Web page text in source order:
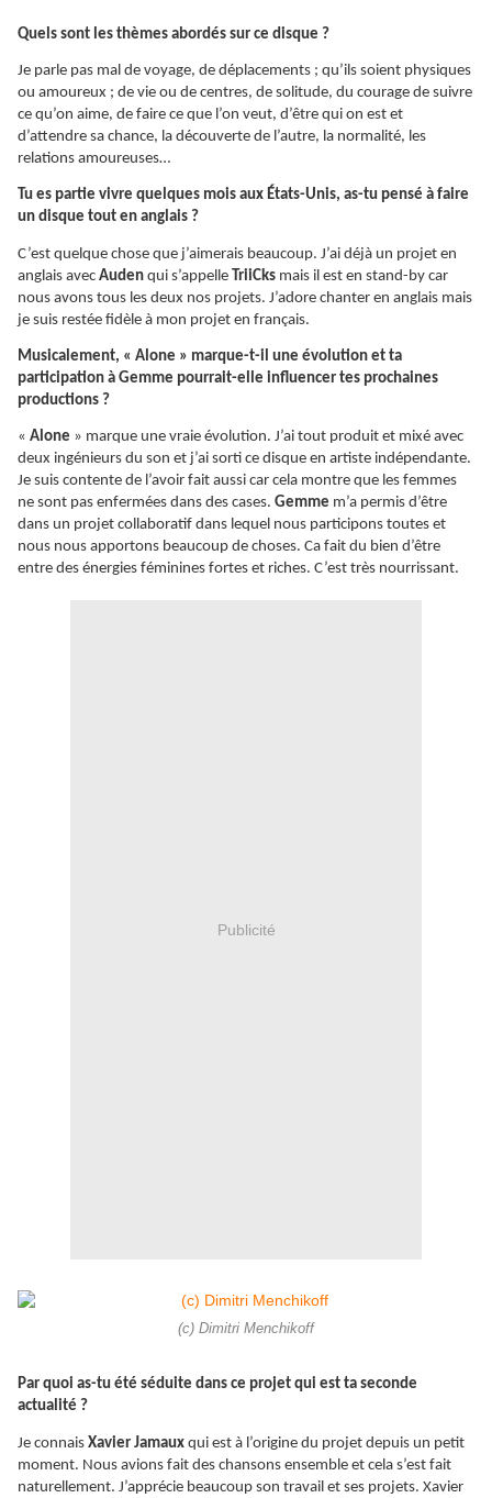
Quels sont les thèmes abordés sur ce disque ?
Je parle pas mal de voyage, de déplacements ; qu’ils soient physiques
ou amoureux ; de vie ou de centres, de solitude, du courage de suivre
ce qu’on aime, de faire ce que l’on veut, d’être qui on est et
d’attendre sa chance, la découverte de l’autre, la normalité, les
relations amoureuses…
Tu es partie vivre quelques mois aux États-Unis, as-tu pensé à faire
un disque tout en anglais ?
C’est quelque chose que j’aimerais beaucoup. J’ai déjà un projet en
anglais avec Auden qui s’appelle TriiCks mais il est en stand-by car
nous avons tous les deux nos projets. J’adore chanter en anglais mais
je suis restée fidèle à mon projet en français.
Musicalement, « Alone » marque-t-il une évolution et ta
participation à Gemme pourrait-elle influencer tes prochaines
productions ?
« Alone » marque une vraie évolution. J’ai tout produit et mixé avec
deux ingénieurs du son et j’ai sorti ce disque en artiste indépendante.
Je suis contente de l’avoir fait aussi car cela montre que les femmes
ne sont pas enfermées dans des cases. Gemme m’a permis d’être
dans un projet collaboratif dans lequel nous participons toutes et
nous nous apportons beaucoup de choses. Ca fait du bien d’être
entre des énergies féminines fortes et riches. C’est très nourrissant.
Publicité
(c) Dimitri Menchikoff
Par quoi as-tu été séduite dans ce projet qui est ta seconde
actualité ?
Je connais Xavier Jamaux qui est à l’origine du projet depuis un petit
moment. Nous avions fait des chansons ensemble et cela s’est fait
naturellement. J’apprécie beaucoup son travail et ses projets. Xavier